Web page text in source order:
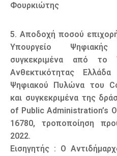
Φουρκιώτης
5. Αποδοχή ποσού
Υπουργείο
συγκεκριμένα από το
Ανθεκτικότητας
Ψηφιακού Πυλώνα του
και συγκεκριμένα της
of Public Administration’s
16780, τροποποίηση
2022.
Εισηγητής : Ο